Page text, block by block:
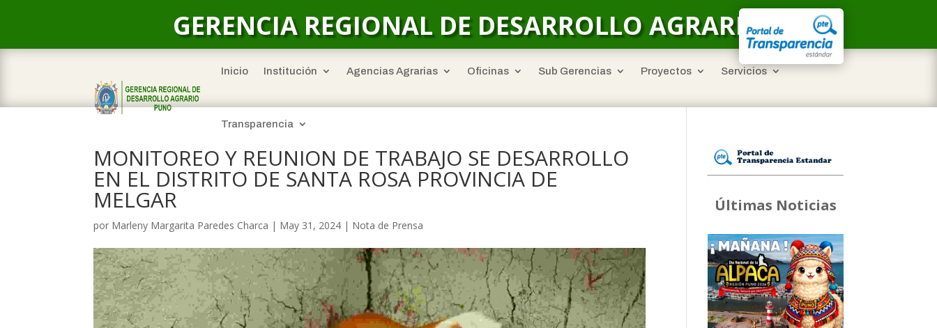
GERENCIA REGIONAL DE DESARROLLO AGRARIO
Inicio Institución Agencias Agrarias Oficinas Sub Gerencias Proyectos Servicios
Transparencia
MONITOREO Y REUNION DE TRABAJO SE DESARROLLO
EN EL DISTRITO DE SANTA ROSA PROVINCIA DE
MELGAR
por Marleny Margarita Paredes Charca | May 31, 2024 | Nota de Prensa
Últimas Noticias